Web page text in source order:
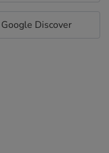
Discover